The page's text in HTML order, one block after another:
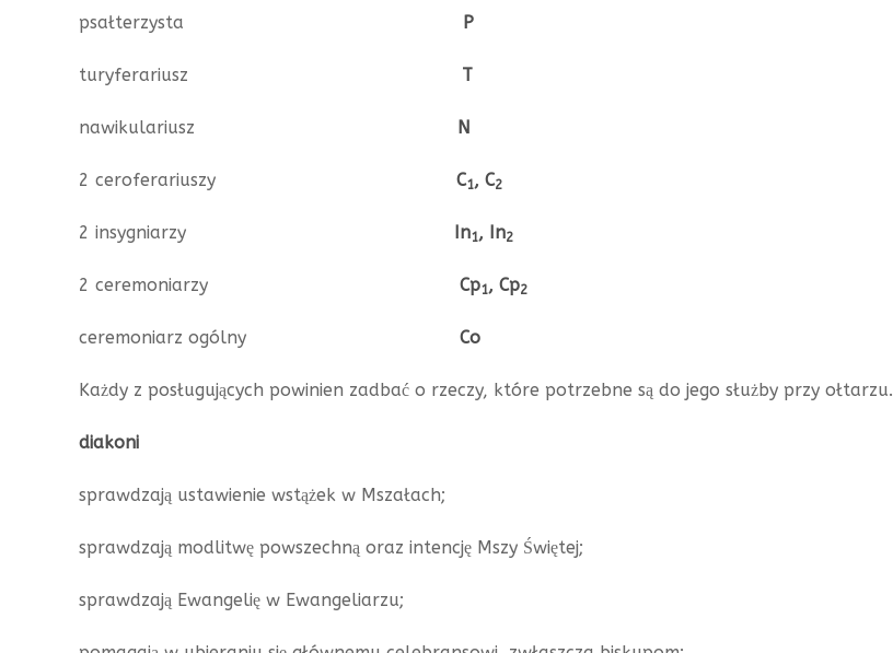
psałterzysta P
turyferariusz T
nawikulariusz N
2 ceroferariuszy C1, C2
2 insygniarzy In1, In2
2 ceremoniarzy Cp1, Cp2
ceremoniarz ogólny Co
Każdy z posługujących powinien zadbać o rzeczy, które potrzebne są do jego służby przy ołtarzu.
diakoni
sprawdzają ustawienie wstążek w Mszałach;
sprawdzają modlitwę powszechną oraz intencję Mszy Świętej;
sprawdzają Ewangelię w Ewangeliarzu;